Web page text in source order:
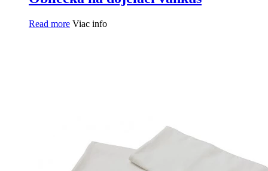
Read more Viac info